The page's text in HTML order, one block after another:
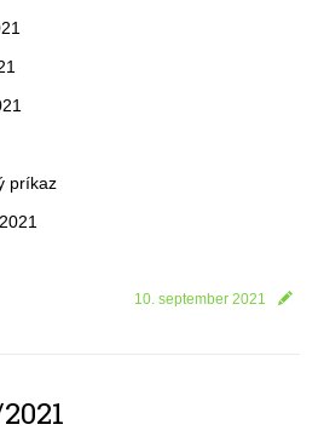
príkaz
10. september 2021